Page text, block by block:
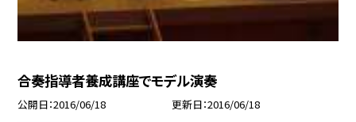
合奏指導者養成講座でモデル演奏
公開日 2016/06/18 更新日 2016/06/18